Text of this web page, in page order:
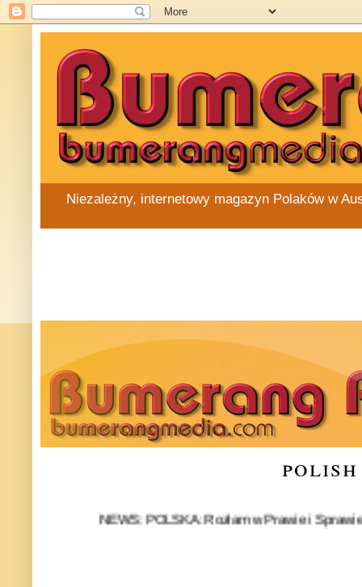
Niezależny, internetowy magazyn Polaków w
NEWS: POLSKA: Rozłam w Prawie i